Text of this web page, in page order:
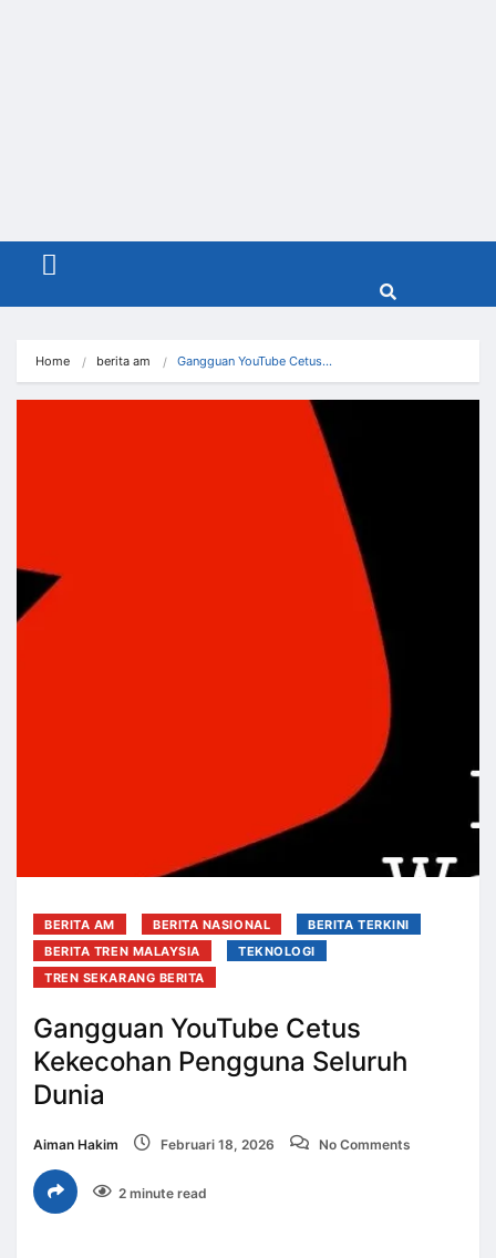
Menu
Home berita am Gangguan YouTube Cetus…
BERITA AM BERITA NASIONAL
BERITA TERKINI
BERITA TREN MALAYSIA
TEKNOLOGI
TREN SEKARANG BERITA
Gangguan YouTube Cetus
Kekecohan Pengguna Seluruh
Dunia
Aiman Hakim Februari 18, 2026 No Comments
2 minute read